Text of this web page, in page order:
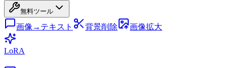
無料ツール
画像→テキスト 背景削除 画像拡大
LoRA